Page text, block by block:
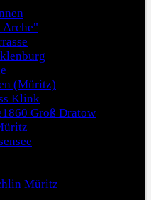
Arche"
(Müritz)
Klink
Groß Dratow
Müritz